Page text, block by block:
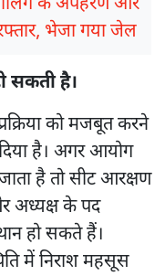
भेजा गया जेल
सकती है।
को मजबूत करने
है। अगर आयोग
है तो सीट आरक्षण
अध्यक्ष के पद
हो सकते हैं।
में निराश महसूस